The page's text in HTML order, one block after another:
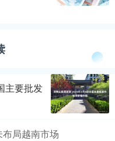
主要批发
局越南市场